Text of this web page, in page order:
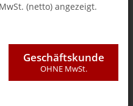
(netto) angezeigt.
Geschäftskunde
OHNE MwSt.